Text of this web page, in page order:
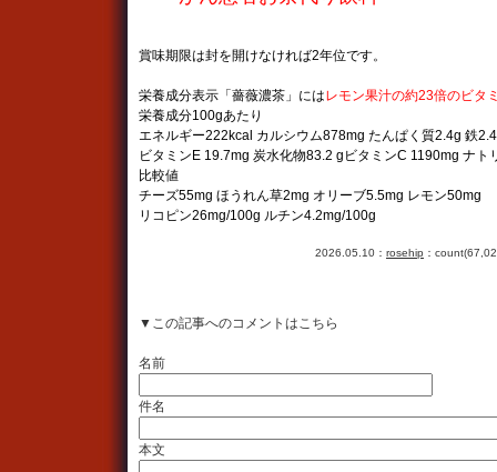
賞味期限は封を開けなければ2年位です。
栄養成分表示「薔薇濃茶」にはレモン果汁の約23倍のビタ
栄養成分100gあたり
エネルギー222kcal カルシウム878mg たんぱく質2.4g 鉄
ビタミンE 19.7mg 炭水化物83.2 gビタミンC 1190mg ナト
比較値
チーズ55mg ほうれん草2mg オリーブ5.5mg レモン50mg
リコピン26mg/100g ルチン4.2mg/100g
2026.05.10： rosehip ：
▼この記事へのコメントはこちら
名前
件名
本文